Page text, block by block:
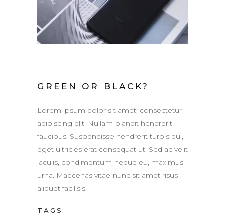
GREEN OR BLACK?
Lorem ipsum dolor sit amet, consectetur
adipiscing elit. Nullam blandit hendrerit
faucibus. Suspendisse hendrerit turpis dui,
eget ultricies erat consequat ut. Sed ac velit
iaculis, condimentum neque eu, maximus
urna. Maecenas vitae nunc sit amet risus
aliquet facilisis.
TAGS: